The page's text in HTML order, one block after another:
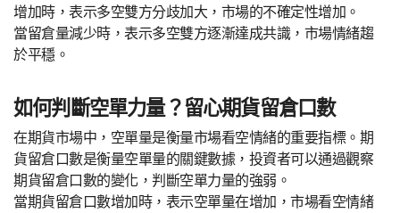
增加時，表示多空雙方分歧加大，市場的不確定性增加。
當留倉量減少時，表示多空雙方逐漸達成共識，市場情緒趨
於平穩。
如何判斷空單力量？留心期貨留倉口數
在期貨市場中，空單量是衡量市場看空情緒的重要指標。期
貨留倉口數是衡量空單量的關鍵數據，投資者可以通過觀察
期貨留倉口數的變化，判斷空單力量的強弱。
當期貨留倉口數增加時，表示空單量在增加，市場看空情緒